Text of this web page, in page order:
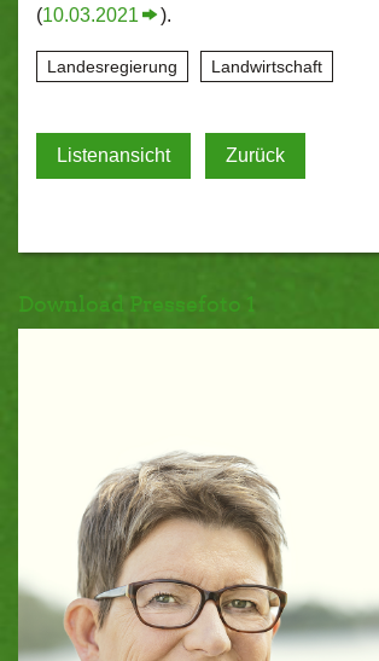
(10.03.2021 ).
Landesregierung Landwirtschaft
Listenansicht Zurück
Download Pressefoto 1